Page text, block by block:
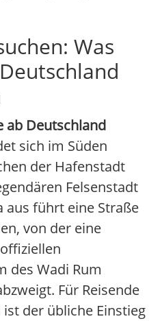
Was
ab Deutschland
sich im Süden
der Hafenstadt
Felsenstadt
aus führt eine Straße
von der eine
des Wadi Rum
Für Reisende
der übliche Einstieg